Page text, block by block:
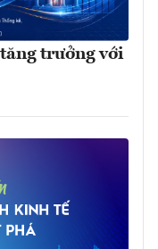
trưởng với